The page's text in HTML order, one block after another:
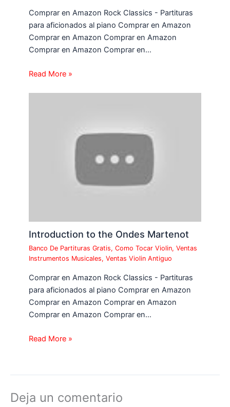
Comprar en Amazon Rock Classics - Partituras
para aficionados al piano Comprar en Amazon
Comprar en Amazon Comprar en Amazon
Comprar en Amazon Comprar en…
Read More »
Introduction to the Ondes Martenot
Banco De Partituras Gratis,Como Tocar Violin,Ventas
Instrumentos Musicales,Ventas Violin Antiguo
Comprar en Amazon Rock Classics - Partituras
para aficionados al piano Comprar en Amazon
Comprar en Amazon Comprar en Amazon
Comprar en Amazon Comprar en…
Read More »
Deja un comentario